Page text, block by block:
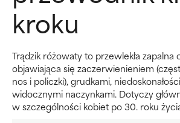
kroku
Trądzik różowaty to przewlekła zapalna
objawiająca się zaczerwienieniem
nos i policzki), grudkami,
widocznymi naczynkami. Dotyczy
w szczególności kobiet po 30. roku